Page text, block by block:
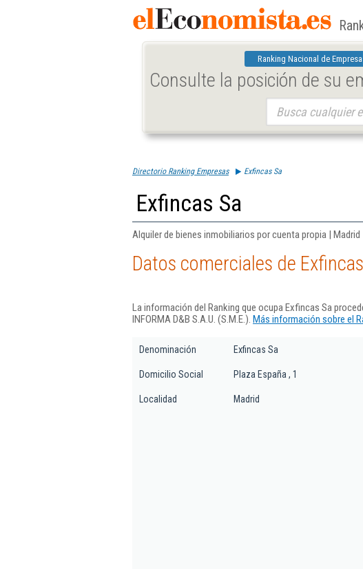
Ranking Nacional de
Consulte la posición de su
Directorio Ranking Empresas Exfincas Sa
Exfincas Sa
Alquiler de bienes inmobiliarios por cuenta propia | Madrid
Datos comerciales de
La información del Ranking que ocupa Exfincas Sa
INFORMA D&B S.A.U. (S.M.E.). Más información sobre el
Denominación Exfincas Sa
Domicilio Social Plaza España , 1
Localidad Madrid